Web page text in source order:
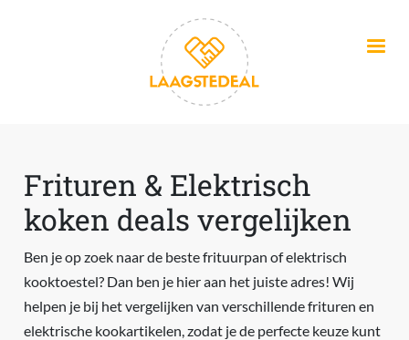
Frituren & Elektrisch
koken deals vergelijken
Ben je op zoek naar de beste frituurpan of elektrisch
kooktoestel? Dan ben je hier aan het juiste adres! Wij
helpen je bij het vergelijken van verschillende frituren en
elektrische kookartikelen, zodat je de perfecte keuze kunt